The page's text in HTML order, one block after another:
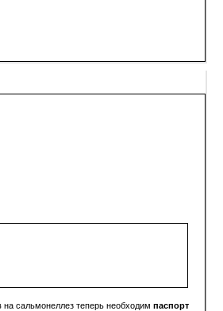
на сальмонеллез теперь необходим паспорт